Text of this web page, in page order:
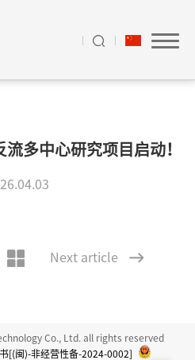
多中心研究项目启动！
Next article
Co., Ltd. all rights reserved
[(闽)-非经营性备-2024-0002]